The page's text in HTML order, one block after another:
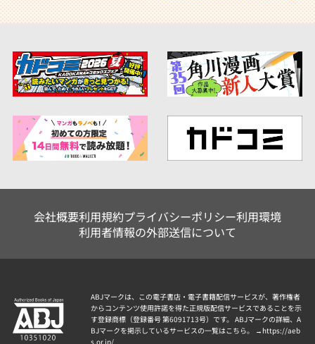
会社概要利用規約プライバシーポリシー利用環境
利用者情報の外部送信について
ABJマークは、この電子書店・電子書籍配信サービスが、著作権者
からコンテンツ使用許諾を得た正規版配信サービスであることを示
す登録商標（登録番号 第6091713号）です。 ABJマークの詳細、A
BJマークを掲示しているサービスの一覧はこちら。 → https://aeb
s.or.jp/